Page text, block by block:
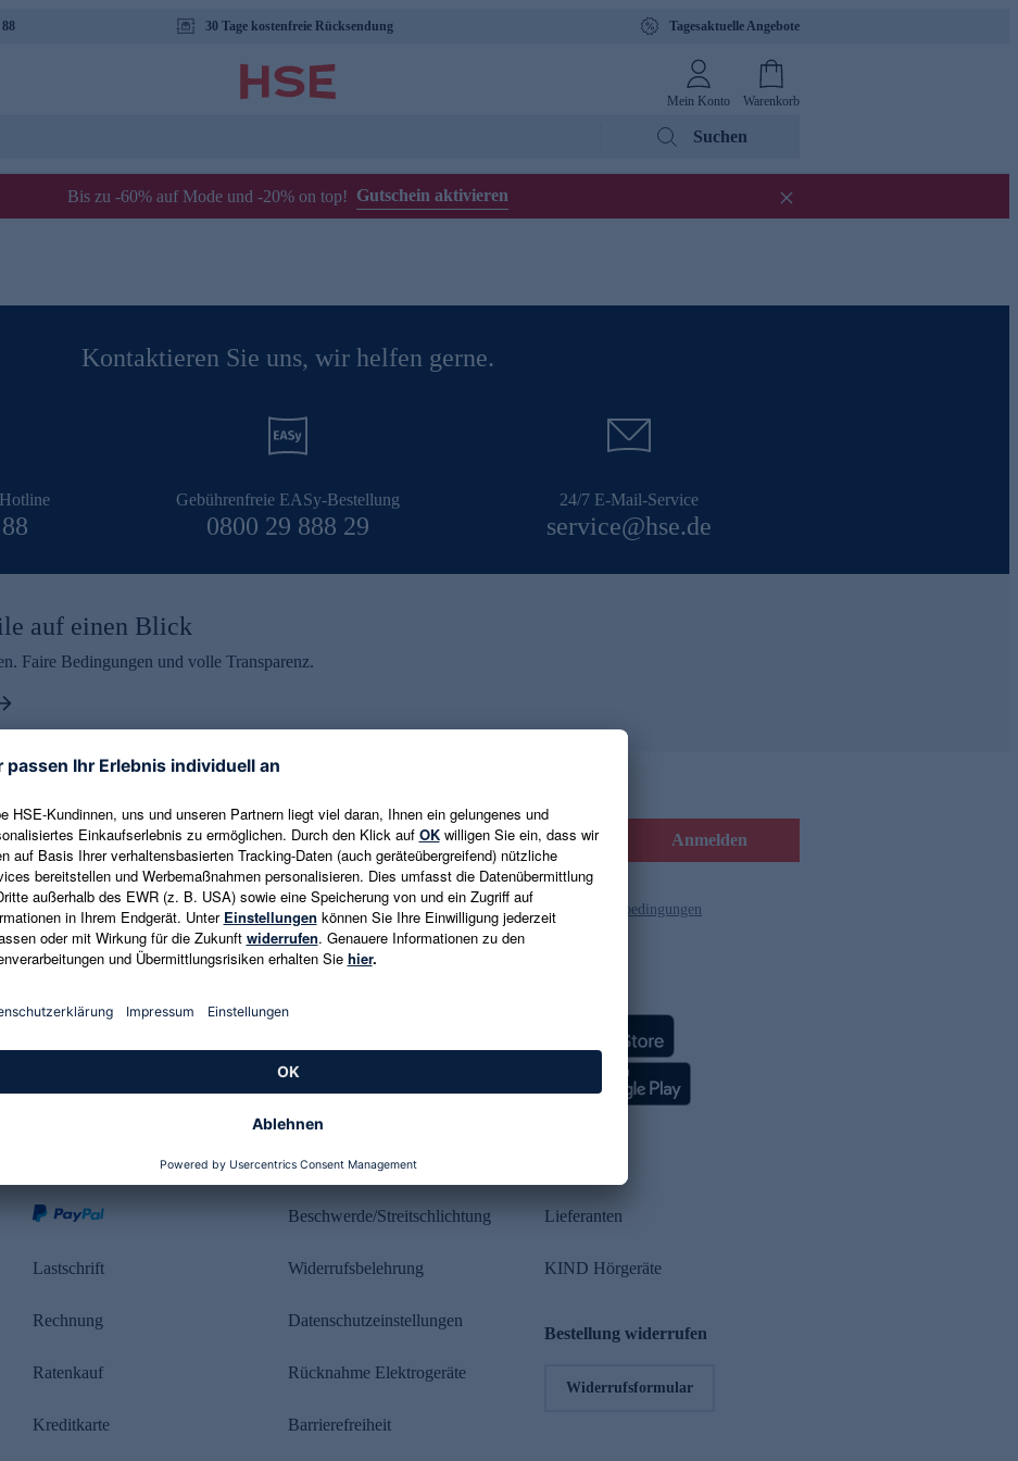
30 Tage kostenfreie Rücksendung Tagesaktuelle Angebote
Mein Konto Warenkorb
Suchen
Bis zu -60% auf Mode und -20% on top! Gutschein aktivieren
Kontaktieren Sie uns, wir helfen gerne.
Gebührenfreie EASy-Bestellung
0800 29 888 29
24/7 E-Mail-Service
service@hse.de
auf einen Blick
Faire Bedingungen und volle Transparenz.
erhalten
und aktuelle Trends,
erhalten. Als Dankeschön
Eine Abmeldung ist jederzeit in
E-Mail-Adresse eingeben Anmelden
Es gelten die Datenschutzrichtlinien und die Gutscheinbedingungen
Lastschrift
Rechnung
Ratenkauf
Kreditkarte
Rechtliches
Beschwerde/Streitschlichtung
Widerrufsbelehrung
Datenschutzeinstellungen
Rücknahme Elektrogeräte
Barrierefreiheit
Lieferanten
KIND Hörgeräte
Bestellung widerrufen
Widerrufsformular